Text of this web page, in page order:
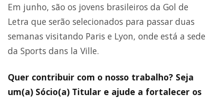
Em junho, são os jovens brasileiros da Gol de
Letra que serão selecionados para passar duas
semanas visitando Paris e Lyon, onde está a sede
da Sports dans la Ville.
Quer contribuir com o nosso trabalho? Seja
um(a) Sócio(a) Titular e ajude a fortalecer os